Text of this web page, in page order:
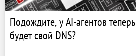
Подождите, у AI-агентов теперь
будет свой DNS?